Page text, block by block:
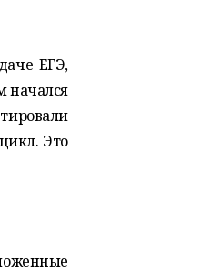
ЕГЭ,
начался
Это